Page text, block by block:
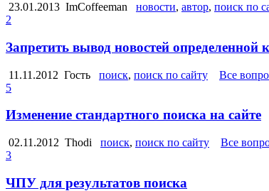
23.01.2013 ImCoffeeman новости, автор, поиск по
2
Запретить вывод новостей определенной
11.11.2012 Гость поиск, поиск по сайту Все
5
Изменение стандартного поиска на сайте
02.11.2012 Thodi поиск, поиск по сайту Все
3
ЧПУ для результатов поиска